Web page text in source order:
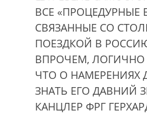
ВСЕ «ПРОЦЕДУРНЫЕ
СВЯЗАННЫЕ СО
ПОЕЗДКОЙ В
ВПРОЧЕМ,
ЧТО О НАМЕРЕНИЯХ
ЗНАТЬ ЕГО ДАВНИЙ
КАНЦЛЕР ФРГ